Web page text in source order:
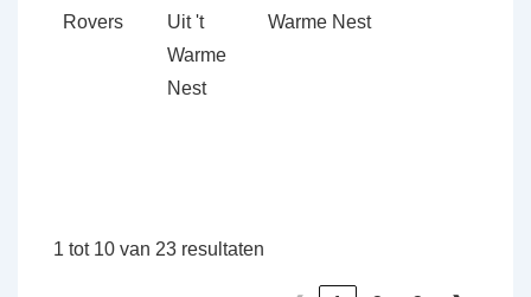
Rovers
Uit 't
Warme
Nest
Warme Nest
1 tot 10 van 23 resultaten